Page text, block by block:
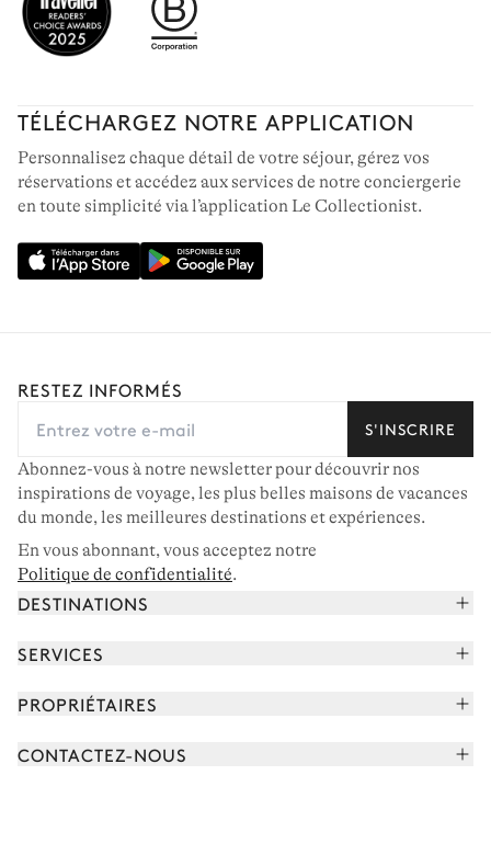
TÉLÉCHARGEZ NOTRE APPLICATION
Personnalisez chaque détail de votre séjour, gérez vos
réservations et accédez aux services de notre conciergerie
en toute simplicité via l’application Le Collectionist.
RESTEZ INFORMÉS
S'INSCRIRE
Abonnez-vous à notre newsletter pour découvrir nos
inspirations de voyage, les plus belles maisons de vacances
du monde, les meilleures destinations et expériences.
En vous abonnant, vous acceptez notre
Politique de confidentialité.
DESTINATIONS
Corse
Cap Ferret
SERVICES
Réserver vos vacances
Rencontrer votre concierge
PROPRIÉTAIRES
CONTACTEZ-NOUS